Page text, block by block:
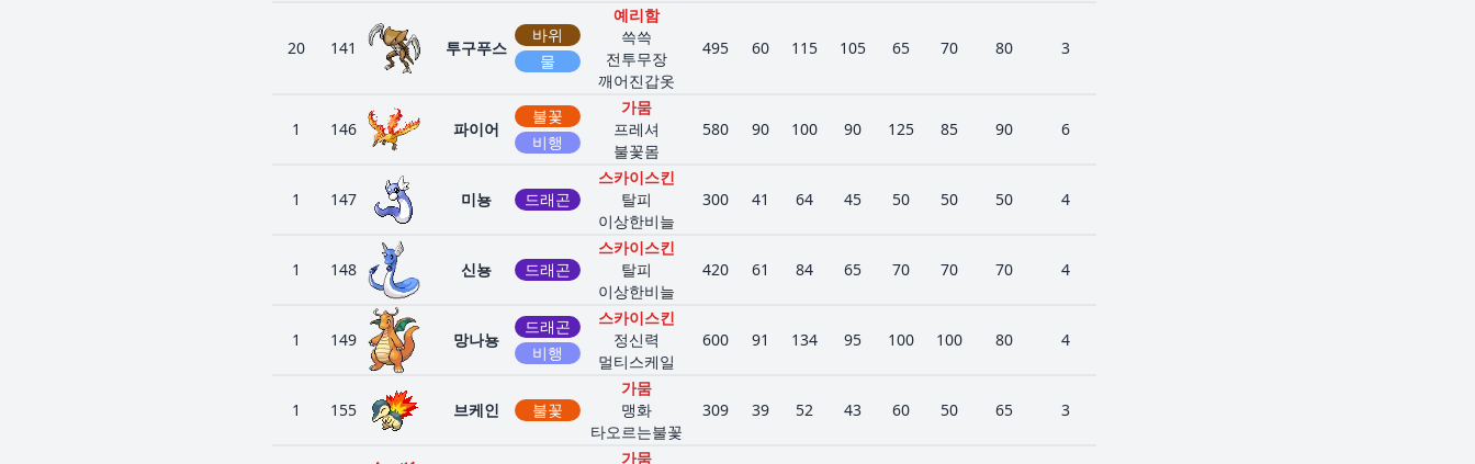
20 141 투구푸스
바위
물
예리함
쓱쓱
전투무장
깨어진갑옷
495 60 115 105 65 70 80 3
1 146 파이어
불꽃
비행
가뭄
프레셔
불꽃몸
580 90 100 90 125 85 90 6
1 147 미뇽 드래곤
스카이스킨
탈피
이상한비늘
300 41 64 45 50 50 50 4
1 148 신뇽 드래곤
스카이스킨
탈피
이상한비늘
420 61 84 65 70 70 70 4
1 149 망나뇽
드래곤
비행
스카이스킨
정신력
멀티스케일
600 91 134 95 100 100 80 4
1 155 브케인 불꽃
가뭄
맹화
타오르는불꽃
309 39 52 43 60 50 65 3
가뭄